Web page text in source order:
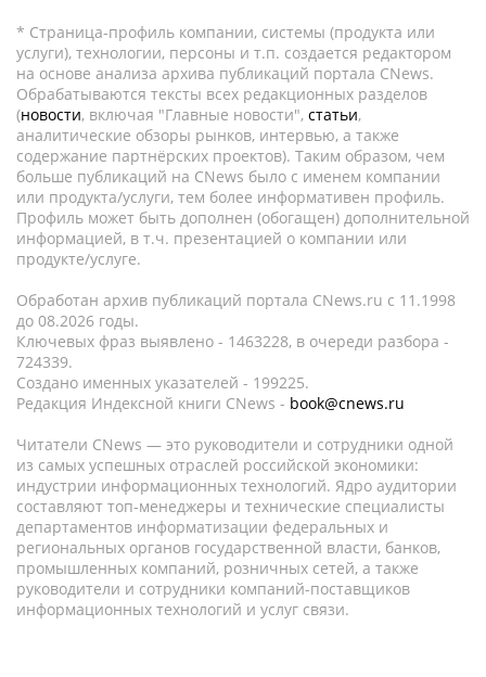
* Страница-профиль компании, системы (продукта или
услуги), технологии, персоны и т.п. создается редактором
на основе анализа архива публикаций портала CNews.
Обрабатываются тексты всех редакционных разделов
(новости, включая "Главные новости", статьи,
аналитические обзоры рынков, интервью, а также
содержание партнёрских проектов). Таким образом, чем
больше публикаций на CNews было с именем компании
или продукта/услуги, тем более информативен профиль.
Профиль может быть дополнен (обогащен) дополнительной
информацией, в т.ч. презентацией о компании или
продукте/услуге.
Обработан архив публикаций портала CNews.ru c 11.1998
до 08.2026 годы.
Ключевых фраз выявлено - 1463228, в очереди разбора -
724339.
Создано именных указателей - 199225.
Редакция Индексной книги CNews - book@cnews.ru
Читатели CNews — это руководители и сотрудники одной
из самых успешных отраслей российской экономики:
индустрии информационных технологий. Ядро аудитории
составляют топ-менеджеры и технические специалисты
департаментов информатизации федеральных и
региональных органов государственной власти, банков,
промышленных компаний, розничных сетей, а также
руководители и сотрудники компаний-поставщиков
информационных технологий и услуг связи.